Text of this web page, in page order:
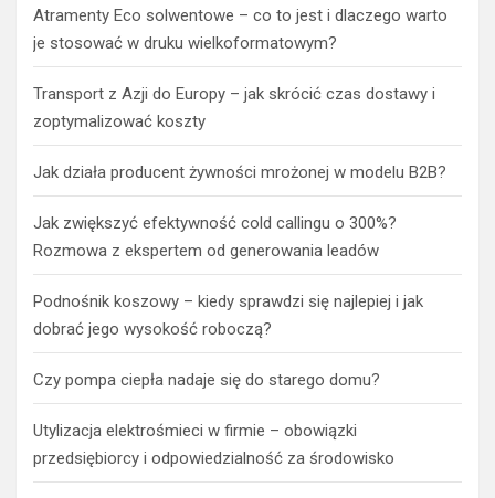
Atramenty Eco solwentowe – co to jest i dlaczego warto
je stosować w druku wielkoformatowym?
Transport z Azji do Europy – jak skrócić czas dostawy i
zoptymalizować koszty
Jak działa producent żywności mrożonej w modelu B2B?
Jak zwiększyć efektywność cold callingu o 300%?
Rozmowa z ekspertem od generowania leadów
Podnośnik koszowy – kiedy sprawdzi się najlepiej i jak
dobrać jego wysokość roboczą?
Czy pompa ciepła nadaje się do starego domu?
Utylizacja elektrośmieci w firmie – obowiązki
przedsiębiorcy i odpowiedzialność za środowisko